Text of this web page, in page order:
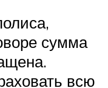
сумма
всю